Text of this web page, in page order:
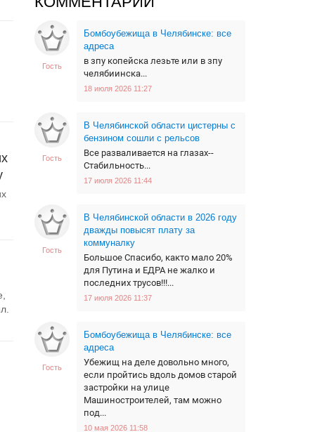
Гость
Бомбоубежища в Челябинске: все
адреса
в зпу копейска лезьте или в зпу
челябиинска...
18 июля 2026 11:27
Гость
В Челябинской области цистерны с
бензином сошли с рельсов
Все разваливается на глазах--
Стабильность...
17 июля 2026 11:44
Гость
В Челябинской области в 2026 году
дважды повысят плату за
коммуналку
Большое Спасибо, както мало 20%
для Путина и ЕДРА не жалко и
последних трусов!!!...
17 июля 2026 11:37
Гость
Бомбоубежища в Челябинске: все
адреса
Убежищ на деле довольно много,
если пройтись вдоль домов старой
застройки на улице
Машиностроителей, там можно
под...
10 мая 2026 11:58